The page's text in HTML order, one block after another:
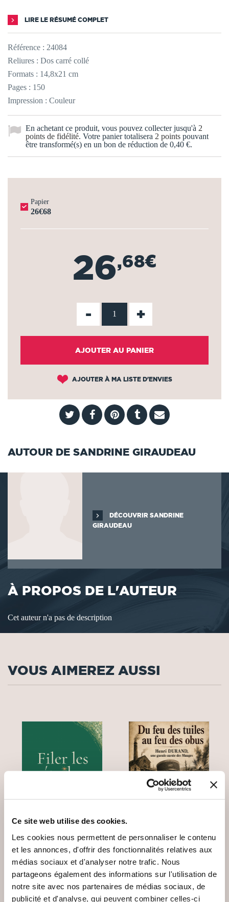
Ce site web utilise des cookies.
Les cookies nous permettent de personnaliser le contenu
et les annonces, d'offrir des fonctionnalités relatives aux
médias sociaux et d'analyser notre trafic. Nous
partageons également des informations sur l'utilisation de
notre site avec nos partenaires de médias sociaux, de
publicité et d'analyse, qui peuvent combiner celles-ci
LIRE LE RÉSUMÉ COMPLET
Référence : 24084
Reliures : Dos carré collé
Formats : 14,8x21 cm
Pages : 150
Impression : Couleur
En achetant ce produit, vous pouvez collecter jusqu'à 2
points de fidélité. Votre panier totalisera 2 points pouvant
être transformé(s) en un bon de réduction de 0,40 €.
Papier
26€68
26,68€
- +
AJOUTER AU PANIER
AJOUTER À MA LISTE D'ENVIES
AUTOUR DE SANDRINE GIRAUDEAU
DÉCOUVRIR SANDRINE
GIRAUDEAU
À PROPOS DE L'AUTEUR
Cet auteur n'a pas de description
VOUS AIMEREZ AUSSI
(1 avis)
Florence SUQUET
FILER LES ÉTOILES
Pascal GODINEAU
DU FEU DES TUILES